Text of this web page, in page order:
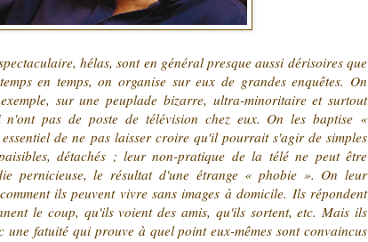
hélas, sont en général presque aussi dérisoires que
en temps, on organise sur eux de grandes enquêtes. On
sur une peuplade bizarre, ultra-minoritaire et surtout
n'ont pas de poste de télévision chez eux. On les baptise «
de ne pas laisser croire qu'il pourrait s'agir de simples
détachés ; leur non-pratique de la télé ne peut être
pernicieuse, le résultat d'une étrange « phobie ». On leur
ils peuvent vivre sans images à domicile. Ils répondent
le coup, qu'ils voient des amis, qu'ils sortent, etc. Mais ils
une fatuité qui prouve à quel point eux-mêmes sont convaincus